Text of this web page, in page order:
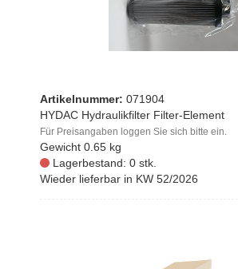
Artikelnummer: 071904
HYDAC Hydraulikfilter Filter-Element
Für Preisangaben loggen Sie sich bitte ein.
Gewicht 0.65 kg
Lagerbestand: 0 stk.
Wieder lieferbar in KW 52/2026